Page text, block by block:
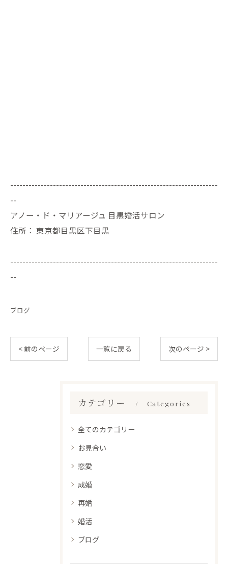
--------------------------------------------------------------------
--
アノー・ド・マリアージュ 目黒婚活サロン
住所： 東京都目黒区下目黒
--------------------------------------------------------------------
--
ブログ
< 前のページ 一覧に戻る 次のページ >
カテゴリー Categories
全てのカテゴリー
お見合い
恋愛
成婚
再婚
婚活
ブログ